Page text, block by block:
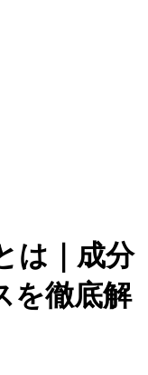
は｜成分
を徹底解